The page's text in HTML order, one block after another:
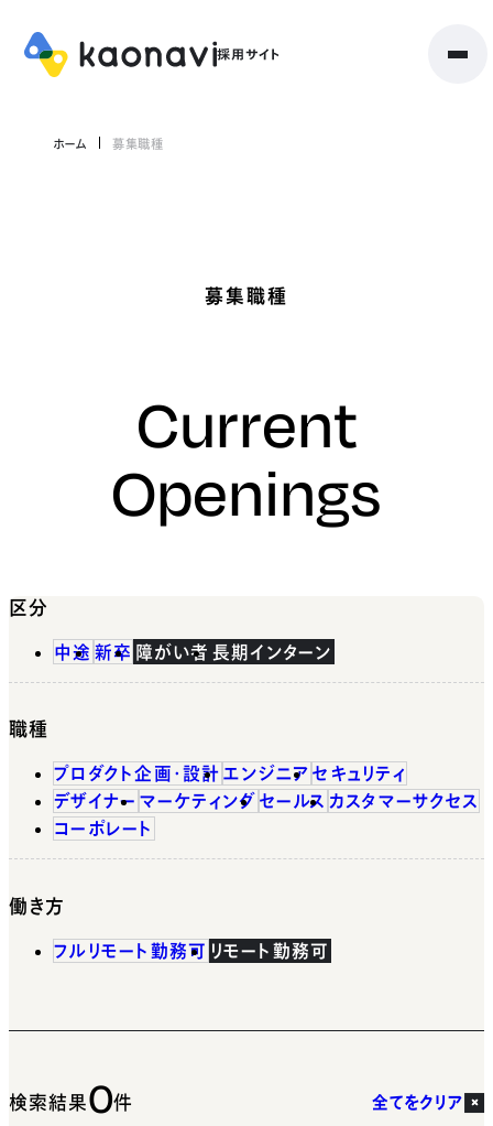
ホーム 募集職種
募集職種
Current
Openings
区分
中途 新卒 障がい者 長期インターン
職種
プロダクト企画・設計 エンジニア セキュリティ
デザイナー マーケティング セールス カスタマーサクセス
コーポレート
働き方
フルリモート勤務可 リモート勤務可
検索結果0件 全てをクリア